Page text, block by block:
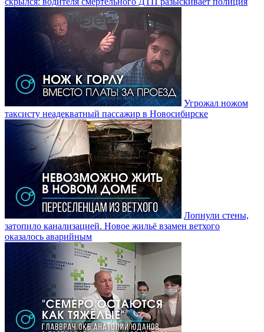
Угрожал ножом
таксисту неадекватный пассажир в Новосибирске
Лопнули стены,
затопило канализацией. Новое жильё взамен ветхого
оказалось аварийным